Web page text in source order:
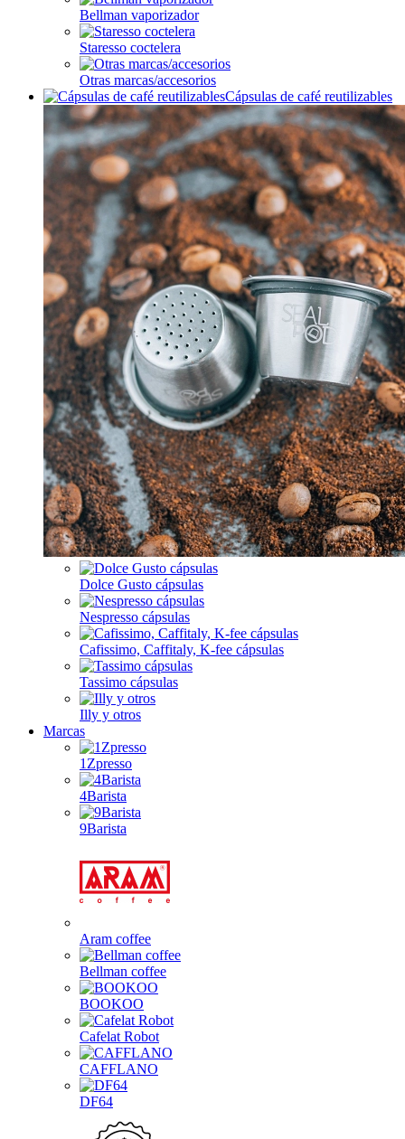
Bellman vaporizador
Staresso coctelera
Otras marcas/accesorios
Cápsulas de café reutilizables
Dolce Gusto cápsulas
Nespresso cápsulas
Cafissimo, Caffitaly, K-fee cápsulas
Tassimo cápsulas
Illy y otros
Marcas
1Zpresso
4Barista
9Barista
Aram coffee
Bellman coffee
BOOKOO
Cafelat Robot
CAFFLANO
DF64